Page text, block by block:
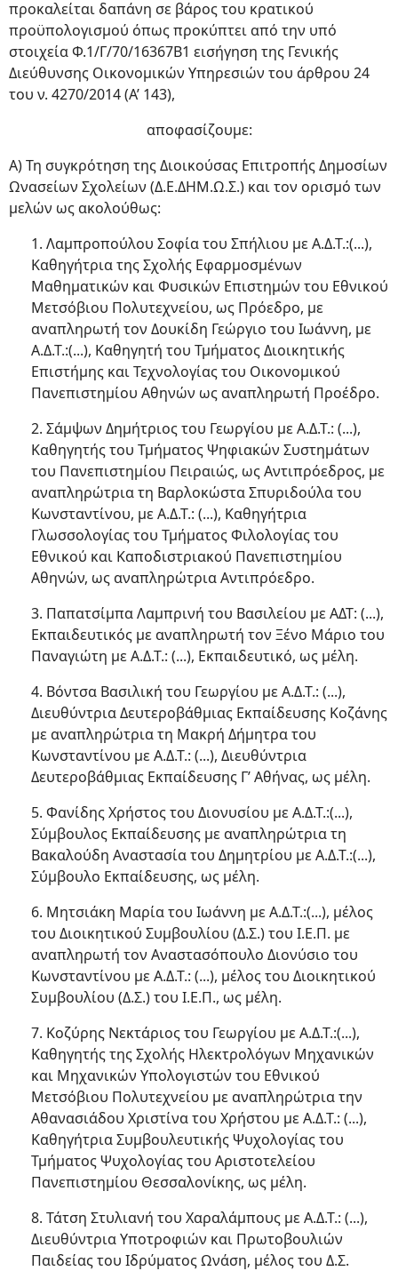
προκαλείται δαπάνη σε βάρος του κρατικού
προϋπολογισμού όπως προκύπτει από την υπό
στοιχεία Φ.1/Γ/70/16367Β1 εισήγηση της Γενικής
Διεύθυνσης Οικονομικών Υπηρεσιών του άρθρου 24
του ν. 4270/2014 (Α’ 143),
αποφασίζουμε:
Α) Τη συγκρότηση της Διοικούσας Επιτροπής Δημοσίων
Ωνασείων Σχολείων (Δ.Ε.ΔΗΜ.Ω.Σ.) και τον ορισμό των
μελών ως ακολούθως:
1. Λαμπροπούλου Σοφία του Σπήλιου με Α.Δ.Τ.:(...),
Kαθηγήτρια της Σχολής Εφαρμοσμένων
Μαθηματικών και Φυσικών Επιστημών του Εθνικού
Μετσόβιου Πολυτεχνείου, ως Πρόεδρο, με
αναπληρωτή τον Δουκίδη Γεώργιο του Ιωάννη, με
Α.Δ.Τ.:(...), Καθηγητή του Τμήματος Διοικητικής
Επιστήμης και Τεχνολογίας του Οικονομικού
Πανεπιστημίου Αθηνών ως αναπληρωτή Προέδρο.
2. Σάμψων Δημήτριος του Γεωργίου με Α.Δ.Τ.: (...),
Καθηγητής του Τμήματος Ψηφιακών Συστημάτων
του Πανεπιστημίου Πειραιώς, ως Αντιπρόεδρος, με
αναπληρώτρια τη Βαρλοκώστα Σπυριδούλα του
Κωνσταντίνου, με Α.Δ.Τ.: (...), Καθηγήτρια
Γλωσσολογίας του Τμήματος Φιλολογίας του
Εθνικού και Καποδιστριακού Πανεπιστημίου
Αθηνών, ως αναπληρώτρια Αντιπρόεδρο.
3. Παπατσίμπα Λαμπρινή του Βασιλείου με ΑΔΤ: (...),
Εκπαιδευτικός με αναπληρωτή τον Ξένο Μάριο του
Παναγιώτη με Α.Δ.Τ.: (...), Εκπαιδευτικό, ως μέλη.
4. Βόντσα Βασιλική του Γεωργίου με Α.Δ.Τ.: (...),
Διευθύντρια Δευτεροβάθμιας Εκπαίδευσης Κοζάνης
με αναπληρώτρια τη Μακρή Δήμητρα του
Κωνσταντίνου με Α.Δ.Τ.: (...), Διευθύντρια
Δευτεροβάθμιας Εκπαίδευσης Γ’ Αθήνας, ως μέλη.
5. Φανίδης Χρήστος του Διονυσίου με Α.Δ.Τ.:(...),
Σύμβουλος Εκπαίδευσης με αναπληρώτρια τη
Βακαλούδη Αναστασία του Δημητρίου με Α.Δ.Τ.:(...),
Σύμβουλο Εκπαίδευσης, ως μέλη.
6. Μητσιάκη Μαρία του Ιωάννη με Α.Δ.Τ.:(...), μέλος
του Διοικητικού Συμβουλίου (Δ.Σ.) του Ι.Ε.Π. με
αναπληρωτή τον Αναστασόπουλο Διονύσιο του
Κωνσταντίνου με Α.Δ.Τ.: (...), μέλος του Διοικητικού
Συμβουλίου (Δ.Σ.) του Ι.Ε.Π., ως μέλη.
7. Κοζύρης Νεκτάριος του Γεωργίου με Α.Δ.Τ.:(...),
Καθηγητής της Σχολής Ηλεκτρολόγων Μηχανικών
και Μηχανικών Υπολογιστών του Εθνικού
Μετσόβιου Πολυτεχνείου με αναπληρώτρια την
Αθανασιάδου Χριστίνα του Χρήστου με Α.Δ.Τ.: (...),
Καθηγήτρια Συμβουλευτικής Ψυχολογίας του
Τμήματος Ψυχολογίας του Αριστοτελείου
Πανεπιστημίου Θεσσαλονίκης, ως μέλη.
8. Τάτση Στυλιανή του Χαραλάμπους με Α.Δ.Τ.: (...),
Διευθύντρια Υποτροφιών και Πρωτοβουλιών
Παιδείας του Ιδρύματος Ωνάση, μέλος του Δ.Σ.